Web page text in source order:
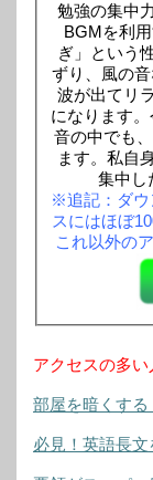
勉強の集中
BGMを利
ぎ」という
ずり、風の
波が出てリ
になります
音の中でも
ます。私自
集中し
※追記：ダウ
スにはほぼ
これ以外の
アクセスの多
部屋を暗くす
必見！英語長